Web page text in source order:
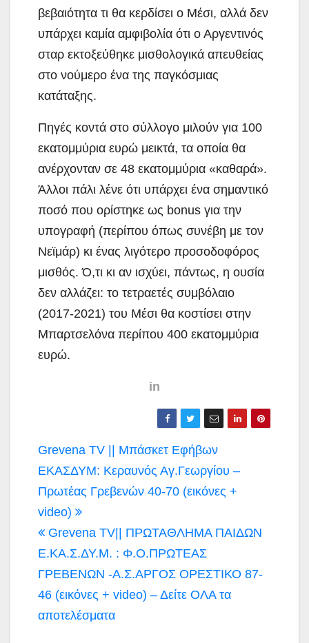
βεβαιότητα τι θα κερδίσει ο Μέσι, αλλά δεν
υπάρχει καμία αμφιβολία ότι ο Αργεντινός
σταρ εκτοξεύθηκε μισθολογικά απευθείας
στο νούμερο ένα της παγκόσμιας
κατάταξης.
Πηγές κοντά στο σύλλογο μιλούν για 100
εκατομμύρια ευρώ μεικτά, τα οποία θα
ανέρχονταν σε 48 εκατομμύρια «καθαρά».
Άλλοι πάλι λένε ότι υπάρχει ένα σημαντικό
ποσό που ορίστηκε ως bonus για την
υπογραφή (περίπου όπως συνέβη με τον
Νεϊμάρ) κι ένας λιγότερο προσοδοφόρος
μισθός. Ό,τι κι αν ισχύει, πάντως, η ουσία
δεν αλλάζει: το τετραετές συμβόλαιο
(2017-2021) του Μέσι θα κοστίσει στην
Μπαρτσελόνα περίπου 400 εκατομμύρια
ευρώ.
in
Πλοήγηση
άρθρων
Grevena TV || Μπάσκετ Εφήβων
ΕΚΑΣΔΥΜ: Κεραυνός Αγ.Γεωργίου –
Πρωτέας Γρεβενών 40-70 (εικόνες +
video)
Grevena TV|| ΠΡΩΤΑΘΛΗΜΑ ΠΑΙΔΩΝ
Ε.ΚΑ.Σ.ΔΥ.Μ. : Φ.Ο.ΠΡΩΤΕΑΣ
ΓΡΕΒΕΝΩΝ -Α.Σ.ΑΡΓΟΣ ΟΡΕΣΤΙΚΟ 87-
46 (εικόνες + video) – Δείτε ΟΛΑ τα
αποτελέσματα